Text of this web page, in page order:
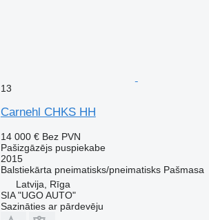
13
Carnehl CHKS HH
14 000 € Bez PVN
Pašizgāzējs puspiekabe
2015
Balstiekārta pneimatisks/pneimatisks Pašmasa
Latvija, Rīga
SIA "UGO AUTO"
Sazināties ar pārdevēju